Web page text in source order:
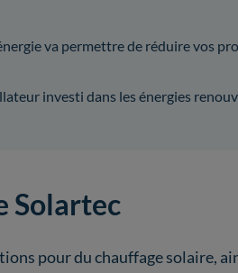
va permettre de réduire vos
investi dans les énergies
Solartec
pour du chauffage solaire,